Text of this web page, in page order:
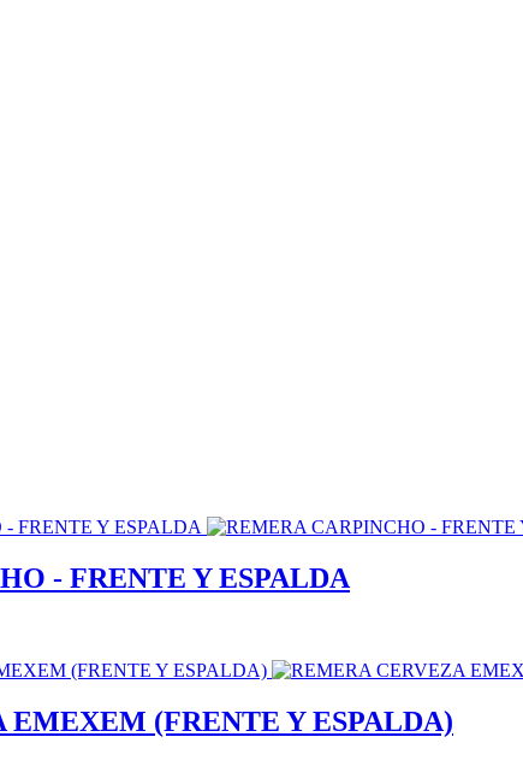
- FRENTE Y ESPALDA
EMEXEM (FRENTE Y ESPALDA)